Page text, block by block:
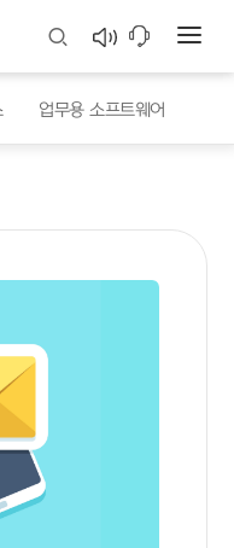
주세요!
합니다
업무용 소프트웨어